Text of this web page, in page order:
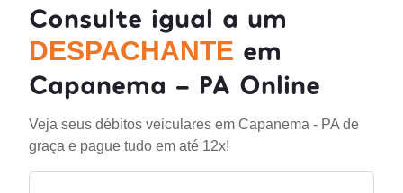
Consulte igual a um
DESPACHANTE em
Capanema - PA Online
Veja seus débitos veiculares em Capanema - PA de
graça e pague tudo em até 12x!